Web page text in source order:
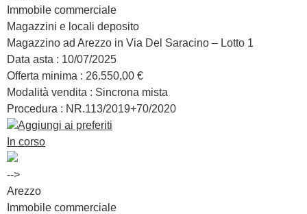
Immobile commerciale
Magazzini e locali deposito
Magazzino ad Arezzo in Via Del Saracino – Lotto 1
Data asta : 10/07/2025
Offerta minima : 26.550,00 €
Modalità vendita : Sincrona mista
Procedura : NR.113/2019+70/2020
Aggiungi ai preferiti
In corso
-->
Arezzo
Immobile commerciale